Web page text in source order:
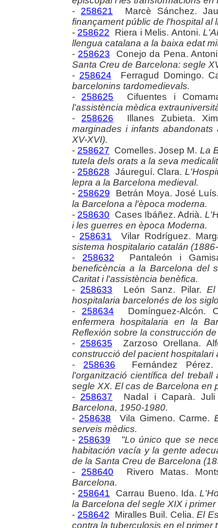
- 258621 Marcè Sánchez.
finançament públic de l'hospital al
- 258622 Riera i Melis. Antoni.
llengua catalana a la baixa edat
- 258623 Conejo da Pena.
Santa Creu de Barcelona: segle
- 258624 Ferragud Domingo.
barcelonins tardomedievals.
- 258625 Cifuentes i
l'assistència mèdica
- 258626 Illanes Zubieta.
marginades i infants
XV-XVI).
- 258627 Comelles. Josep M. La
tutela dels orats a la seva
- 258628 Jáureguí. Clara.
lepra a la Barcelona medieval.
- 258629 Betrán Moya. José
la Barcelona a l'època moderna.
- 258630 Cases Ibáñez. Adrià.
i les guerres en època Moderna.
- 258631 Vilar Rodríguez.
sistema hospitalario catalán
- 258632 Pantaleón i
beneficència a la Barcelona del
Caritat i l'assistència benèfica.
- 258633 León Sanz. Pilar.
hospitalaria barcelonés de los
- 258634 Domínguez-Alcón.
enfermera hospitalaria en la
Reflexión sobre la construcción
- 258635 Zarzoso Orellana.
construcció del pacient hospitalari
- 258636 Fernández
l'organització científica del
segle XX. El cas de Barcelona en
- 258637 Nadal i Caparà.
Barcelona, 1950-1980.
- 258638 Vila Gimeno. Carme.
serveis mèdics.
- 258639
"Lo único que se
habitación vacía y la gente
de la Santa Creu de Barcelona
- 258640 Rivero Matas.
Barcelona.
- 258641 Carrau Bueno. Ida.
la Barcelona del segle XIX i
- 258642 Miralles Buil. Celia.El
contra la tuberculosis en el primer